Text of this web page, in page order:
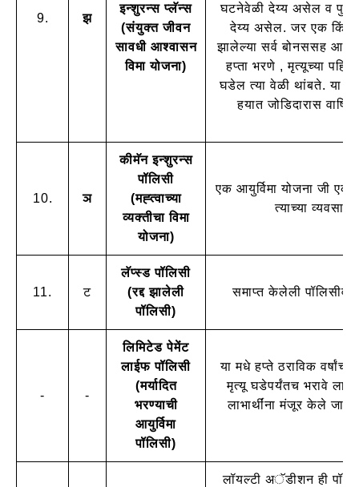
9. झ
इन्शुरन्स प्लॅन्स
(संयुक्त जीवन
सावधी आश्वासन
विमा योजना)
घटनेवेळी देय्य असेल व
देय्य असेल. जर एक किंवा
झालेल्या सर्व बोनससह
हप्ता भरणे , मृत्यूच्या
घडेल त्या वेळी थांबते. या
हयात जोडिदारास
10. ञ
कीमॅन इन्शुरन्स
पॉलिसी
(मह्त्वाच्या
व्यक्तीचा विमा
योजना)
एक आयुर्विमा योजना जी एक
त्याच्या
11. ट
लॅप्स्ड पॉलिसी
(रद्द झालेली
पॉलिसी)
समाप्त केलेली पॉलिसीव
- -
लिमिटेड पेमेंट
लाईफ पॉलिसी
(मर्यादित
भरण्याची
आयुर्विमा
पॉलिसी)
या मधे हप्ते ठराविक
मृत्यू घडेपर्यंतच भरावे
लाभार्थींना मंजूर केले
लॉयल्टी अॅडीशन ही